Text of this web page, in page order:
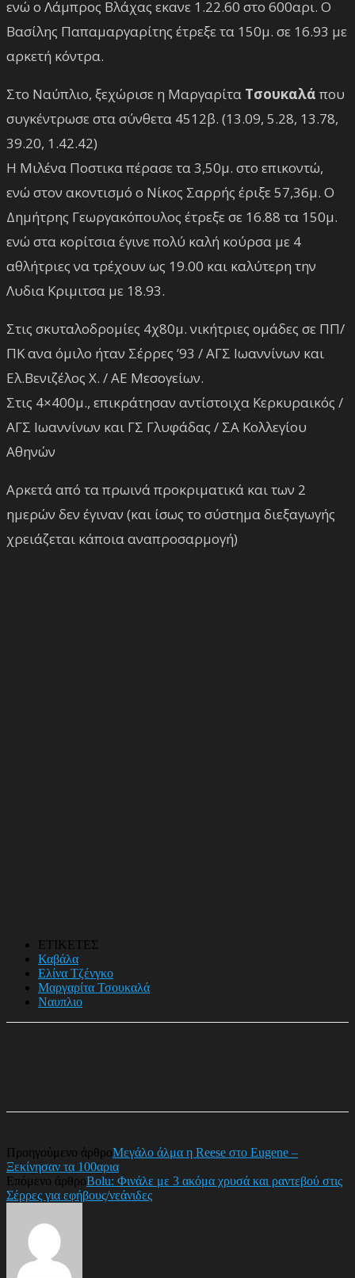
ενώ ο Λάμπρος Βλάχας εκανε 1.22.60 στο 600αρι. Ο
Βασίλης Παπαμαργαρίτης έτρεξε τα 150μ. σε 16.93 με
αρκετή κόντρα.
Στο Ναύπλιο, ξεχώρισε η Μαργαρίτα Τσουκαλά που
συγκέντρωσε στα σύνθετα 4512β. (13.09, 5.28, 13.78,
39.20, 1.42.42)
Η Μιλένα Ποστικα πέρασε τα 3,50μ. στο επικοντώ,
ενώ στον ακοντισμό ο Νίκος Σαρρής έριξε 57,36μ. Ο
Δημήτρης Γεωργακόπουλος έτρεξε σε 16.88 τα 150μ.
ενώ στα κορίτσια έγινε πολύ καλή κούρσα με 4
αθλήτριες να τρέχουν ως 19.00 και καλύτερη την
Λυδια Κριμιτσα με 18.93.
Στις σκυταλοδρομίες 4χ80μ. νικήτριες ομάδες σε ΠΠ/
ΠΚ ανα όμιλο ήταν Σέρρες ’93 / ΑΓΣ Ιωαννίνων και
Ελ.Βενιζέλος Χ. / ΑΕ Μεσογείων.
Στις 4×400μ., επικράτησαν αντίστοιχα Κερκυραικός /
ΑΓΣ Ιωαννίνων και ΓΣ Γλυφάδας / ΣΑ Κολλεγίου
Αθηνών
Αρκετά από τα πρωινά προκριματικά και των 2
ημερών δεν έγιναν (και ίσως το σύστημα διεξαγωγής
χρειάζεται κάποια αναπροσαρμογή)
ΕΤΙΚΕΤΕΣ
Καβάλα
Ελίνα Τζένγκο
Μαργαρίτα Τσουκαλά
Ναυπλιο
Προηγούμενο άρθροΜεγάλο άλμα η Reese στο Eugene –
Ξεκίνησαν τα 100αρια
Επόμενο άρθροBolu: Φινάλε με 3 ακόμα χρυσά και ραντεβού στις
Σέρρες για εφήβους/νεάνιδες